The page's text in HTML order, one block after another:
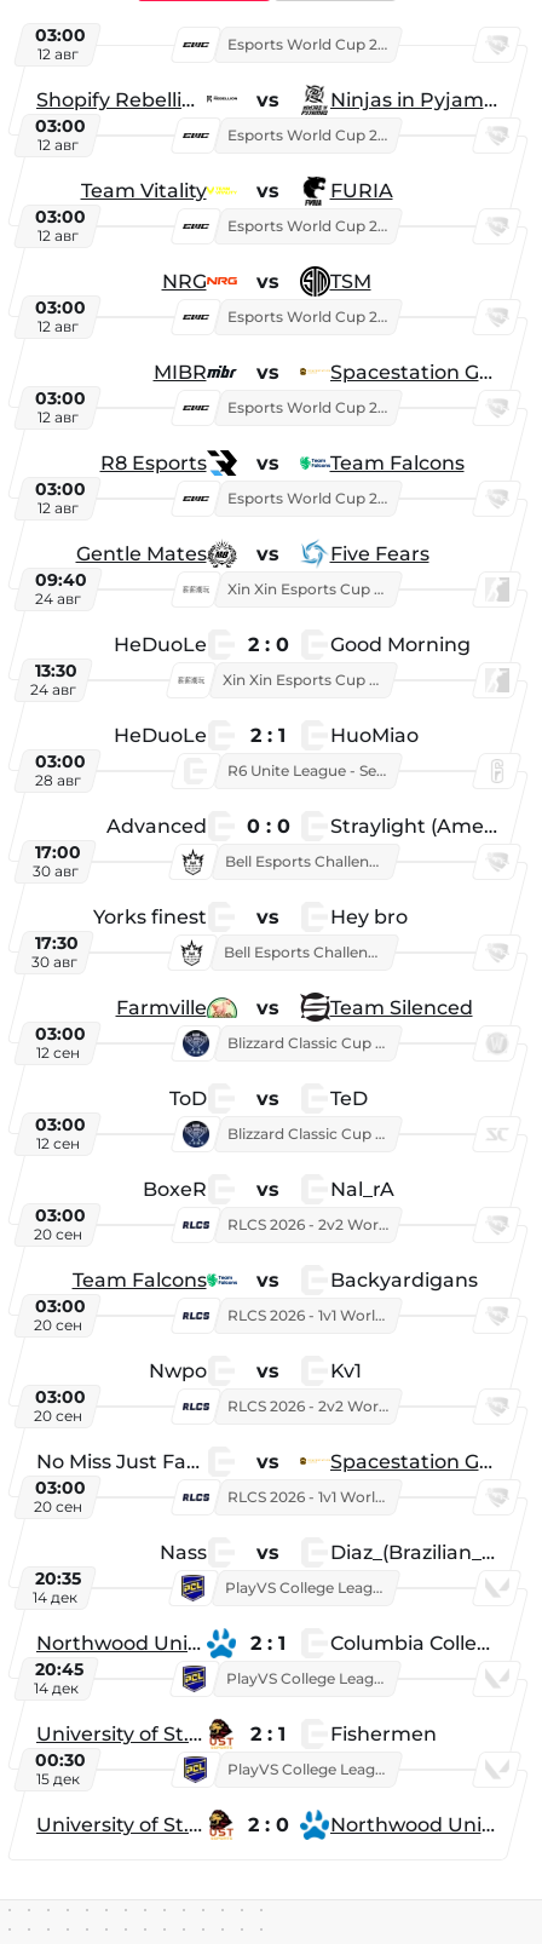
03:00
12 авг
Esports World Cup 2026
Shopify Rebellion vs Ninjas in Pyjamas
03:00
12 авг
Esports World Cup 2026
Team Vitality vs FURIA
03:00
12 авг
Esports World Cup 2026
NRG vs TSM
03:00
12 авг
Esports World Cup 2026
MIBR vs Spacestation Gaming
03:00
12 авг
Esports World Cup 2026
R8 Esports vs Team Falcons
03:00
12 авг
Esports World Cup 2026
Gentle Mates vs Five Fears
09:40
24 авг
Xin Xin Esports Cup 2025
HeDuoLe 2 : 0 Good Morning
13:30
24 авг
Xin Xin Esports Cup 2026
HeDuoLe 2 : 1 HuoMiao
03:00
28 авг
R6 Unite League - Season 1
Advanced 0 : 0 Straylight (American team)
17:00
30 авг
Bell Esports Challenge 2026
Yorks finest vs Hey bro
17:30
30 авг
Bell Esports Challenge 2026
Farmville vs Team Silenced
03:00
12 сен
Blizzard Classic Cup 2026
ToD vs TeD
03:00
12 сен
Blizzard Classic Cup 2026
BoxeR vs Nal_rA
03:00
20 сен
RLCS 2026 - 2v2 World Championship
Team Falcons vs Backyardigans
03:00
20 сен
RLCS 2026 - 1v1 World Championship
Nwpo vs Kv1
03:00
20 сен
RLCS 2026 - 2v2 World Championship
No Miss Just Fake vs Spacestation Gaming
03:00
20 сен
RLCS 2026 - 1v1 World Championship
Nass vs Diaz_(Brazilian_Player)
20:35
14 дек
PlayVS College League 2025: Fall
Northwood University 2 : 1 Columbia College
20:45
14 дек
PlayVS College League 2025: Fall
University of St. Thomas 2 : 1 Fishermen
00:30
15 дек
PlayVS College League 2025: Fall
University of St. Thomas 2 : 0 Northwood University